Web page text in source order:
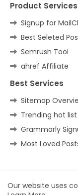
Product Services
Signup for
Best Seleted
Semrush Tool
ahref Affiliate
Best Services
Sitemap
Trending hot list
Grammarly
Most Loved
Home
Our website uses